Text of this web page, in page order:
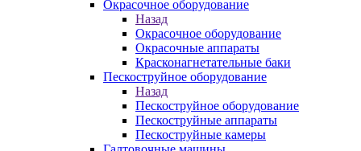
Окрасочное оборудование
Назад
Окрасочное оборудование
Окрасочные аппараты
Красконагнетательные баки
Пескоструйное оборудование
Назад
Пескоструйное оборудование
Пескоструйные аппараты
Пескоструйные камеры